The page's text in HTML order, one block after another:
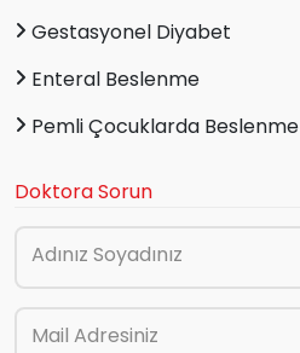
Gestasyonel Diyabet
Enteral Beslenme
Pemli Çocuklarda Beslenme
Doktora Sorun
Adınız Soyadınız
Mail Adresiniz